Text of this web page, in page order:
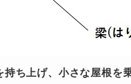
ち上げ、小さな屋根を